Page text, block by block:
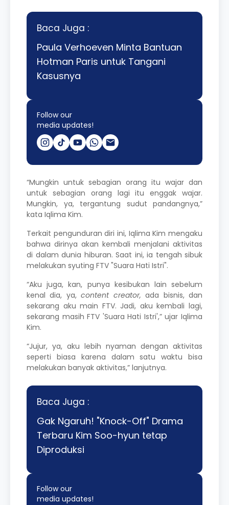
Baca Juga :
Paula Verhoeven Minta Bantuan
Hotman Paris untuk Tangani
Kasusnya
Follow our
media updates!
“Mungkin untuk sebagian orang itu wajar dan
untuk sebagian orang lagi itu enggak wajar.
Mungkin, ya, tergantung sudut pandangnya,”
kata Iqlima Kim.
Terkait pengunduran diri ini, Iqlima Kim mengaku
bahwa dirinya akan kembali menjalani aktivitas
di dalam dunia hiburan. Saat ini, ia tengah sibuk
melakukan syuting FTV "Suara Hati Istri".
“Aku juga, kan, punya kesibukan lain sebelum
kenal dia, ya,content creator, ada bisnis, dan
sekarang aku main FTV. Jadi, aku kembali lagi,
sekarang masih FTV 'Suara Hati Istri',” ujar Iqlima
Kim.
“Jujur, ya, aku lebih nyaman dengan aktivitas
seperti biasa karena dalam satu waktu bisa
melakukan banyak aktivitas,” lanjutnya.
Baca Juga :
Gak Ngaruh! "Knock-Off" Drama
Terbaru Kim Soo-hyun tetap
Diproduksi
Follow our
media updates!